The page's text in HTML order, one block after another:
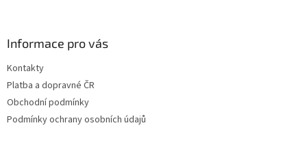
Informace pro vás
Kontakty
Platba a dopravné ČR
Obchodní podmínky
Podmínky ochrany osobních údajů